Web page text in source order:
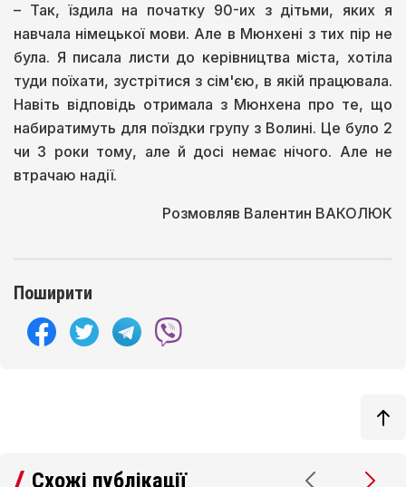
– Так, їздила на початку 90-их з дітьми, яких я
навчала німецької мови. Але в Мюнхені з тих пір не
була. Я писала листи до керівництва міста, хотіла
туди поїхати, зустрітися з сім'єю, в якій працювала.
Навіть відповідь отримала з Мюнхена про те, що
набиратимуть для поїздки групу з Волині. Це було 2
чи 3 роки тому, але й досі немає нічого. Але не
втрачаю надії.
Розмовляв Валентин ВАКОЛЮК
Поширити
Схожі публікації